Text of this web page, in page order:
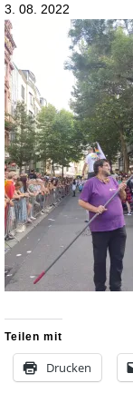
3. 08. 2022
Teilen mit
Drucken